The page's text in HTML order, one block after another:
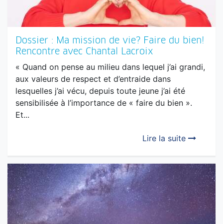
Dossier : Ma mission de vie? Faire du bien!
Rencontre avec Chantal Lacroix
aux valeurs de respect et d’entraide dans
lesquelles j’ai vécu, depuis toute jeune j’ai été
sensibilisée à l’importance de « faire du bien ».
Et...
Lire la suite